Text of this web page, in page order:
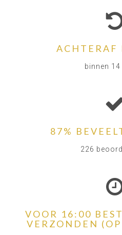
ACHTERAF
binnen 14
87%
226
VOOR 16:00
VERZONDEN